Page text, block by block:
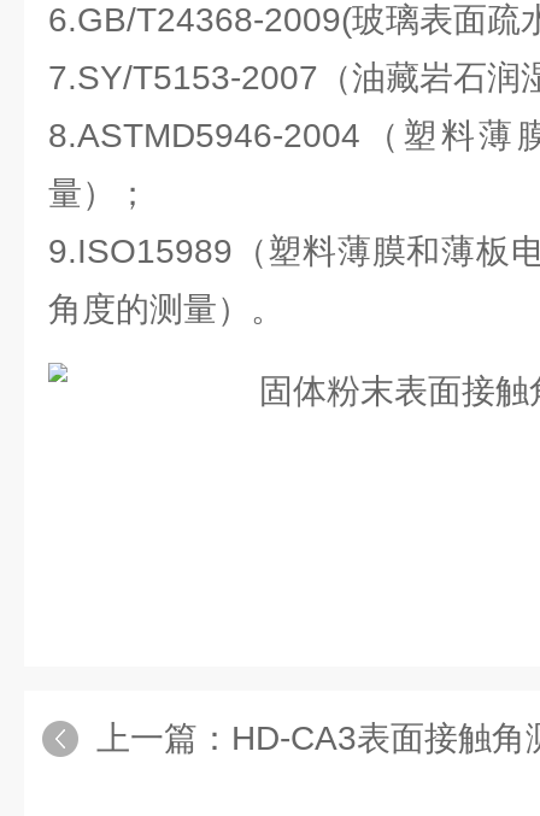
6.GB/T24368-2009(玻璃表面疏
7.SY/T5153-2007（油藏岩石润
8.ASTMD5946-2004（塑料
量）；
9.ISO15989（塑料薄膜和薄板
角度的测量）。
上一篇： HD-CA3表面接触角